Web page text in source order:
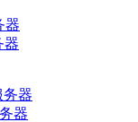
器
器
务器
器